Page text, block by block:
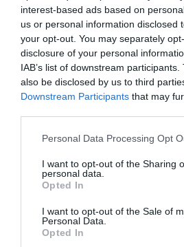
interest-based ads based on
us or personal information disclosed
your opt-out. You may separately
disclosure of your personal
IAB’s list of downstream
also be disclosed by us to third
Downstream Participants that may
Please note that this website/app
not limited to your visit or usage
grant or deny consent to Google and
use your data for below specified
consent section.
Personal Data Processing Opt
I want to opt-out of the Sharing
personal data.
Opted In
I want to opt-out of the Sale of
Personal Data.
Opted In
statiszták.
A tévés – egyszer és
pletykákat – ennyit üzent
híresztelések mögött állnak:
Jelentem boldogan, nagyon is
irigyeimnek, az van, hogy vele
Végül egy jó tanáccsal zárta
– Aki nem köt kompromisszumot,
kell várnia a hozzá illő társra. De a
megéri várni. Köszönöm sors,
Megosztás: